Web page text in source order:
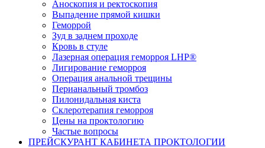
Аноскопия и ректоскопия
Выпадение прямой кишки
Геморрой
Зуд в заднем проходе
Кровь в стуле
Лазерная операция геморроя LHP®
Лигирование геморроя
Операция анальной трещины
Перианальный тромбоз
Пилонидальная киста
Склеротерапия геморроя
Цены на проктологию
Частые вопросы
ПРЕЙСКУРАНТ КАБИНЕТА ПРОКТОЛОГИИ